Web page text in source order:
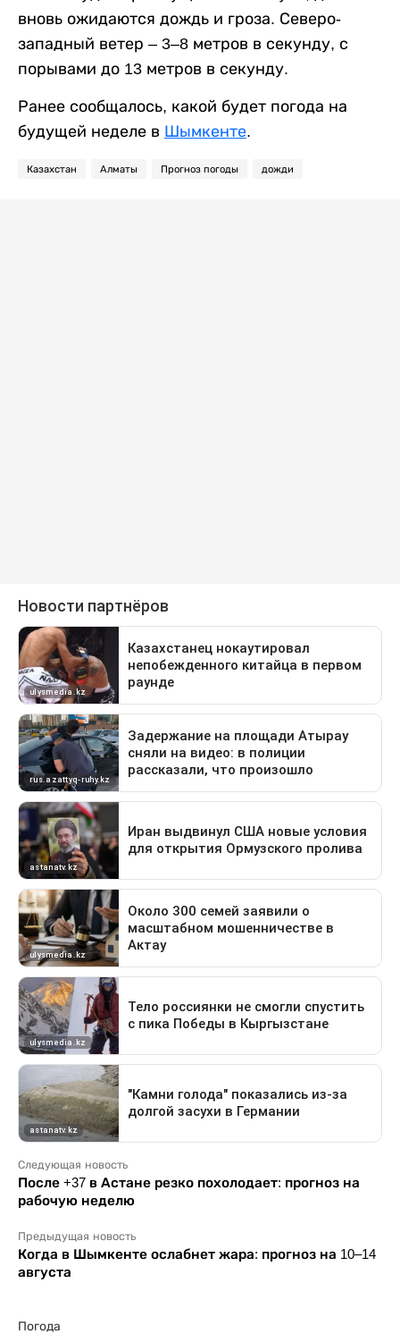
вновь ожидаются дождь и гроза. Северо-
западный ветер – 3–8 метров в секунду, с
порывами до 13 метров в секунду.
Ранее сообщалось, какой будет погода на
будущей неделе в Шымкенте.
Казахстан Алматы Прогноз погоды дожди
Следующая новость
После +37 в Астане резко похолодает: прогноз на
рабочую неделю
Предыдущая новость
Когда в Шымкенте ослабнет жара: прогноз на 10–14
августа
Погода